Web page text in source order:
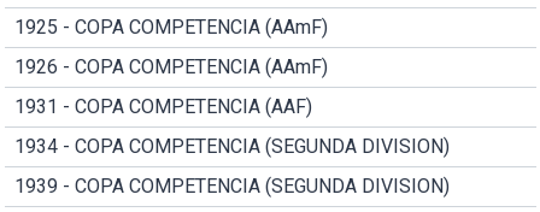
1925 - COPA COMPETENCIA (AAmF)
1926 - COPA COMPETENCIA (AAmF)
1931 - COPA COMPETENCIA (AAF)
1934 - COPA COMPETENCIA (SEGUNDA DIVISION)
1939 - COPA COMPETENCIA (SEGUNDA DIVISION)